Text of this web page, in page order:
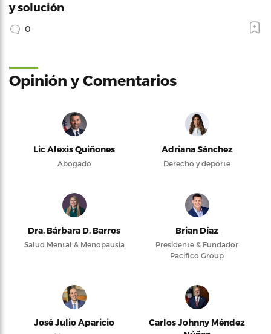
y solución
0
Opinión y Comentarios
Lic Alexis Quiñones
Abogado
Adriana Sánchez
Derecho y deporte
Dra. Bárbara D. Barros
Salud Mental & Menopausia
Brian Díaz
Presidente & Fundador
Pacifico Group
José Julio Aparicio
Carlos Johnny Méndez